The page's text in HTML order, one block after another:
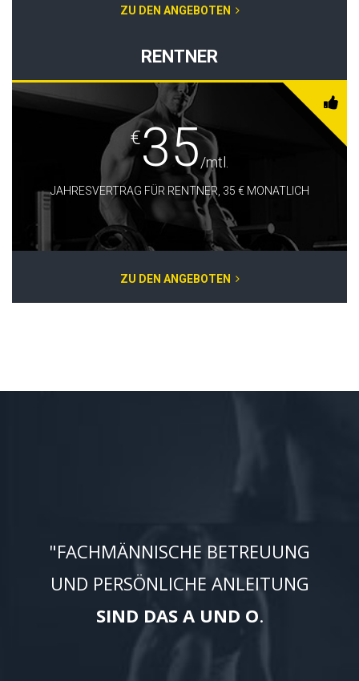
ZU DEN ANGEBOTEN
RENTNER
€35/mtl.
JAHRESVERTRAG FÜR RENTNER, 35 € MONATLICH
ZU DEN ANGEBOTEN
"FACHMÄNNISCHE BETREUUNG
UND PERSÖNLICHE ANLEITUNG
SIND DAS A UND O.